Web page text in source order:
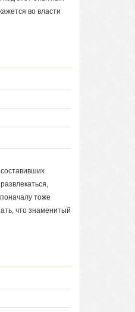
во власти
тоже
что знаменитый